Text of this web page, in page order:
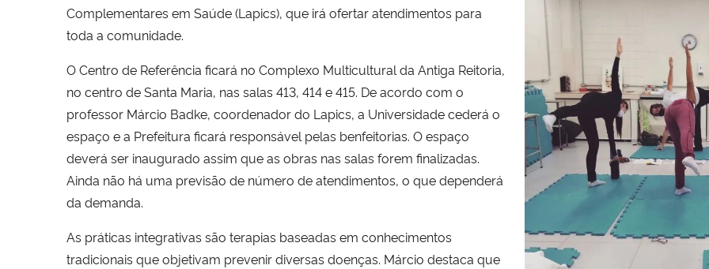
Complementares em Saúde (Lapics), que irá ofertar atendimentos para
toda a comunidade.
O Centro de Referência ficará no Complexo Multicultural da Antiga Reitoria,
no centro de Santa Maria, nas salas 413, 414 e 415. De acordo com o
professor Márcio Badke, coordenador do Lapics, a Universidade cederá o
espaço e a Prefeitura ficará responsável pelas benfeitorias. O espaço
deverá ser inaugurado assim que as obras nas salas forem finalizadas.
Ainda não há uma previsão de número de atendimentos, o que dependerá
da demanda.
As práticas integrativas são terapias baseadas em conhecimentos
tradicionais que objetivam prevenir diversas doenças. Márcio destaca que